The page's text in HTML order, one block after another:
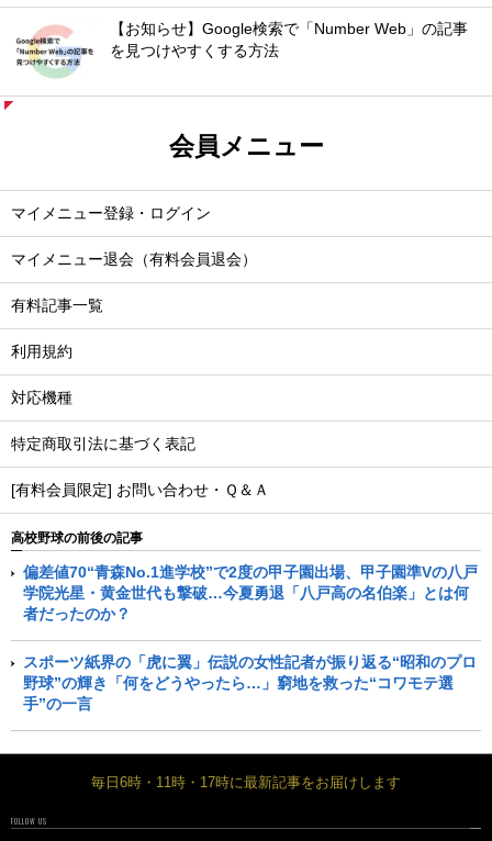
【お知らせ】Google検索で「Number Web」の記事
を見つけやすくする方法
会員メニュー
マイメニュー登録・ログイン
マイメニュー退会（有料会員退会）
有料記事一覧
利用規約
対応機種
特定商取引法に基づく表記
[有料会員限定] お問い合わせ・Ｑ＆Ａ
高校野球の前後の記事
偏差値70“青森No.1進学校”で2度の甲子園出場、甲子園準Vの八戸
学院光星・黄金世代も撃破…今夏勇退「八戸高の名伯楽」とは何
者だったのか？
スポーツ紙界の「虎に翼」伝説の女性記者が振り返る“昭和のプロ
野球”の輝き「何をどうやったら…」窮地を救った“コワモテ選
手”の一言
毎日6時・11時・17時に最新記事をお届けします
FOLLOW US